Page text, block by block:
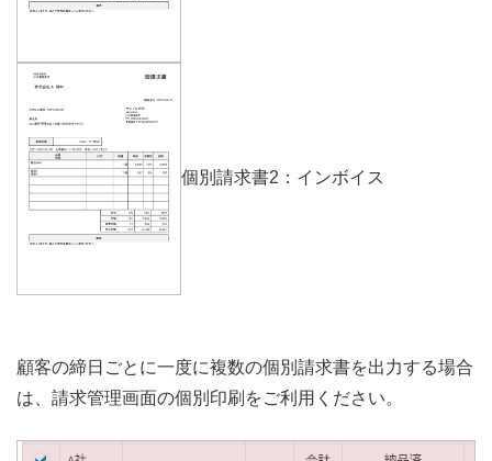
個別請求書2：インボイス
顧客の締日ごとに一度に複数の個別請求書を出力する場合
は、請求管理画面の個別印刷をご利用ください。